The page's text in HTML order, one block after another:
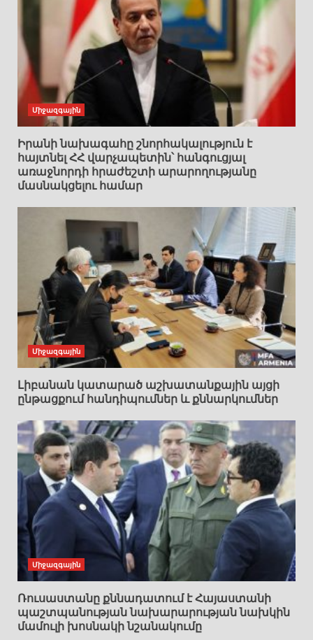
Միջազգային
Իրանի նախագահը շնորհակալություն է
հայտնել ՀՀ վարչապետին՝ հանգուցյալ
առաջնորդի հրաժեշտի արարողությանը
մասնակցելու համար
Միջազգային
Լիբանան կատարած աշխատանքային այցի
ընթացքում հանդիպումներ և քննարկումներ
Միջազգային
Ռուսաստանը քննադատում է Հայաստանի
պաշտպանության նախարարության նախկին
մամուլի խոսնակի նշանակումը